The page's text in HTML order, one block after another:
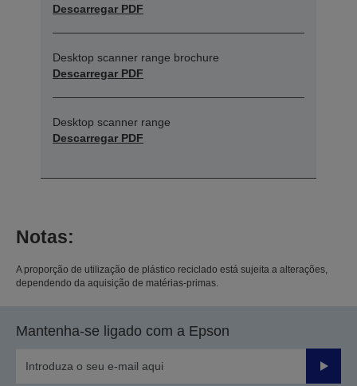
Descarregar PDF
Desktop scanner range brochure
Descarregar PDF
Desktop scanner range
Descarregar PDF
Notas:
A proporção de utilização de plástico reciclado está sujeita a alterações,
dependendo da aquisição de matérias-primas.
Mantenha-se ligado com a Epson
Enviar